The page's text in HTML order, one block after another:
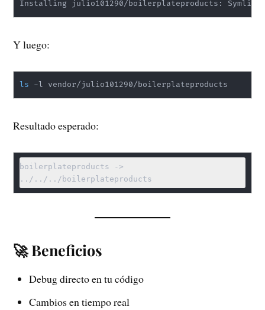
Installing julio101290/boilerplateproducts:
Y luego:
ls -l vendor/julio101290/boilerplateproducts
Resultado esperado:
boilerplateproducts ->
../../../boilerplateproducts
🚀 Beneficios
Debug directo en tu código
Cambios en tiempo real